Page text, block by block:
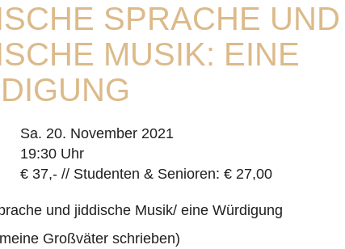
SPRACHE UND
MUSIK: EINE
Sa. 20. November 2021
19:30 Uhr
€ 37,- // Studenten & Senioren: € 27,00
und jiddische Musik/ eine Würdigung
Großväter schrieben)